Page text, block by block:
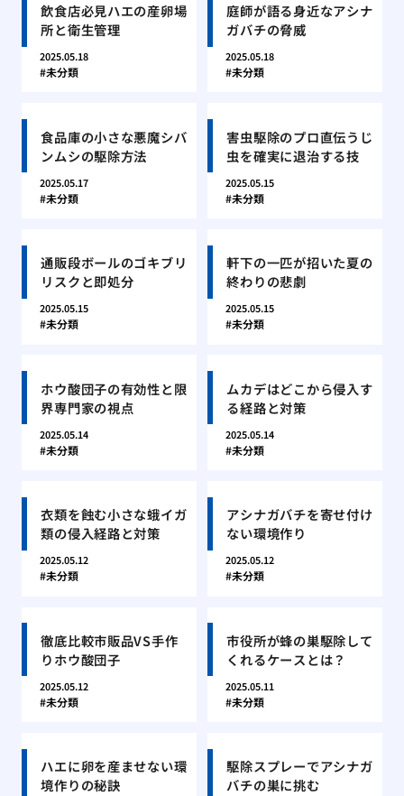
飲食店必見ハエの産卵場
所と衛生管理
2025.05.18
未分類
庭師が語る身近なアシナ
ガバチの脅威
2025.05.18
未分類
食品庫の小さな悪魔シバ
ンムシの駆除方法
2025.05.17
未分類
害虫駆除のプロ直伝うじ
虫を確実に退治する技
2025.05.15
未分類
通販段ボールのゴキブリ
リスクと即処分
2025.05.15
未分類
軒下の一匹が招いた夏の
終わりの悲劇
2025.05.15
未分類
ホウ酸団子の有効性と限
界専門家の視点
2025.05.14
未分類
ムカデはどこから侵入す
る経路と対策
2025.05.14
未分類
衣類を蝕む小さな蛾イガ
類の侵入経路と対策
2025.05.12
未分類
アシナガバチを寄せ付け
ない環境作り
2025.05.12
未分類
徹底比較市販品VS手作
りホウ酸団子
2025.05.12
未分類
市役所が蜂の巣駆除して
くれるケースとは？
2025.05.11
未分類
ハエに卵を産ませない環
境作りの秘訣
駆除スプレーでアシナガ
バチの巣に挑む